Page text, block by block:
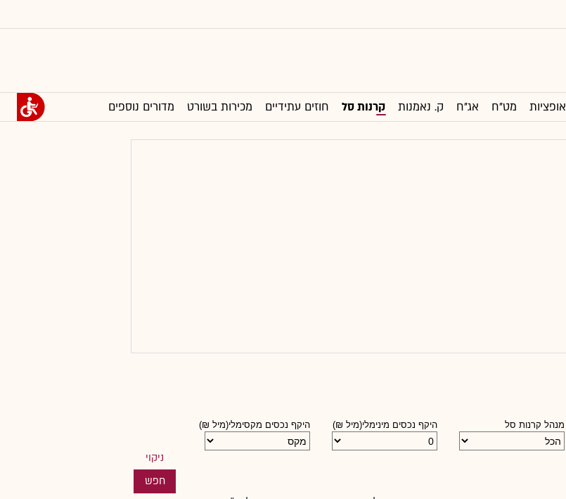
אופציות מט"ח אג"ח ק. נאמנות קרנות סל חוזים עתידיים מכירות בשורט מדורים נוספים
מנהל קרנות סל היקף נכסים מינימלי(מיל ₪) היקף נכסים מקסימלי(מיל ₪)